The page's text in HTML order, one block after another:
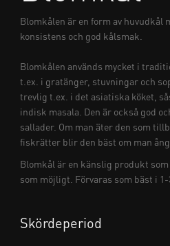
Blomkålen är en form av huvudkål
konsistens och god kålsmak.
Blomkålen används mycket i
t.ex. i gratänger, stuvningar och
trevlig t.ex. i det asiatiska köket,
indisk masala. Den är också god
sallader. Om man äter den som
fiskrätter blir den bäst om man
Blomkål är en känslig produkt
som möjligt. Förvaras som bäst i 1-
Skördeperiod